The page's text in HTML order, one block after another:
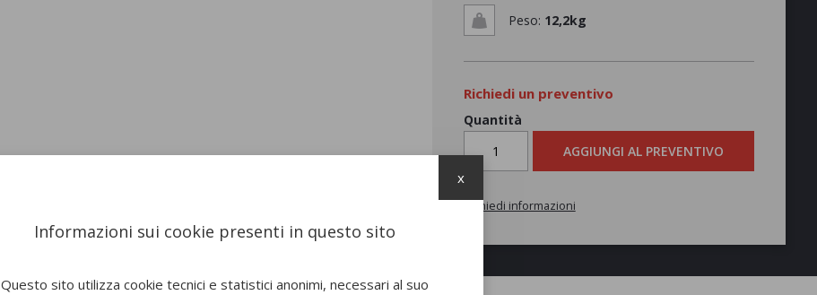
Peso: 12,2kg
Richiedi un preventivo
Quantità
AGGIUNGI AL PREVENTIVO
Richiedi informazioni
Informazioni sui cookie presenti in questo sito
Questo sito utilizza cookie tecnici e statistici anonimi, necessari al suo
x